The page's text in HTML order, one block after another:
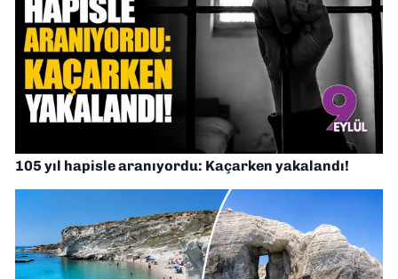
105 yıl hapisle aranıyordu: Kaçarken yakalandı!